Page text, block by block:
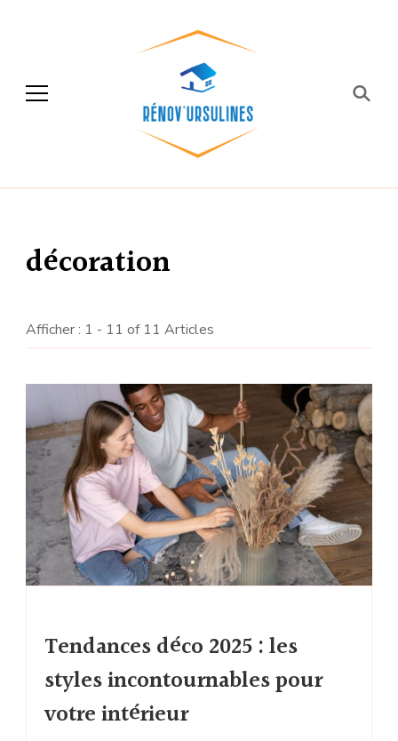
Rénov'ursulines
décoration
Afficher : 1 - 11 of 11 Articles
Tendances déco 2025 : les
styles incontournables pour
votre intérieur